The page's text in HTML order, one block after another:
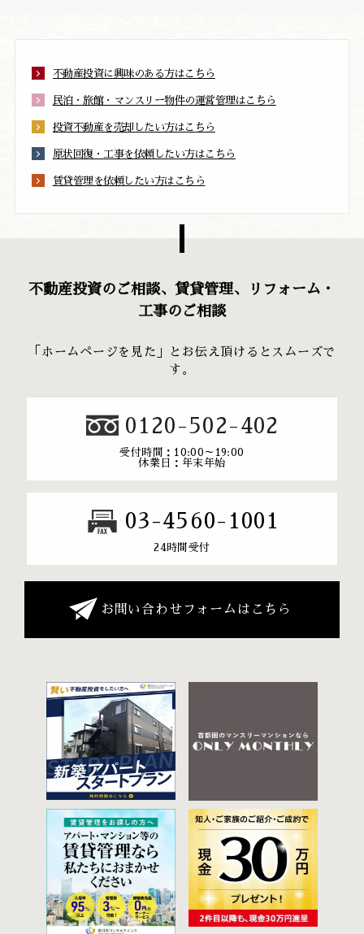
不動産投資に興味のある方はこちら
民泊・旅館・マンスリー物件の運営管理はこちら
投資不動産を売却したい方はこちら
原状回復・工事を依頼したい方はこちら
賃貸管理を依頼したい方はこちら
不動産投資のご相談、賃貸管理、リフォーム・
工事のご相談
「ホームページを見た」とお伝え頂けるとスムーズで
す。
0120-502-402
受付時間：10:00～19:00
休業日：年末年始
03-4560-1001
24時間受付
お問い合わせフォームはこちら